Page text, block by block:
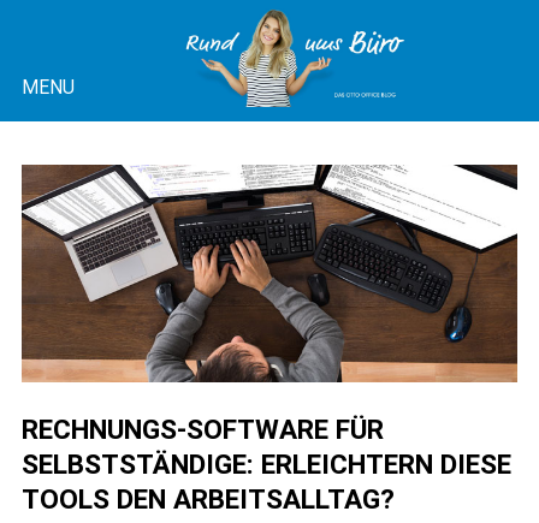
content
RUND UMS BÜRO
MENU
RECHNUNGS-SOFTWARE FÜR
SELBSTSTÄNDIGE: ERLEICHTERN DIESE
TOOLS DEN ARBEITSALLTAG?